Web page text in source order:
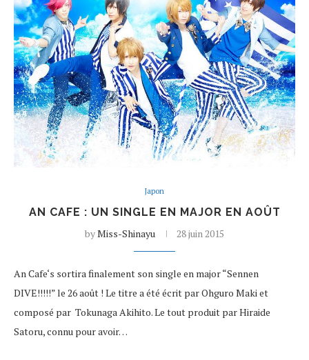
Japon
AN CAFE : UN SINGLE EN MAJOR EN AOÛT
byMiss-Shinayu 28 juin 2015
An Cafe‘s sortira finalement son single en major “Sennen
DIVE!!!!!” le 26 août ! Le titre a été écrit par Ohguro Maki et
composé par Tokunaga Akihito. Le tout produit par Hiraide
Satoru, connu pour avoir…